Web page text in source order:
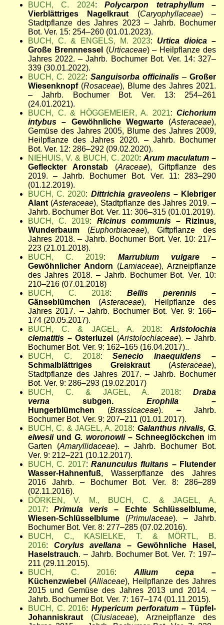
BUCH, C. 2024:Polycarpon tetraphyllum–
Vierblättriges Nagelkraut (Caryophyllaceae) –
Stadtpflanze des Jahres 2023 – Jahrb. Bochumer
Bot. Ver. 15: 254–260 (01.01.2023).
BUCH, C. & ENGELS, M. 2023: Urtica dioica –
Große Brennnessel (Urticaceae) – Heilpflanze des
Jahres 2022. – Jahrb. Bochumer Bot. Ver. 14: 327–
339 (30.01.2022).
BUCH, C. 2022: Sanguisorba officinalis – Großer
Wiesenknopf(Rosaceae), Blume des Jahres 2021.
– Jahrb. Bochumer Bot. Ver. 13: 254–261
(24.01.2021).
BUCH, C. & HÖGGEMEIER, A. 2021: Cichorium
intybus – Gewöhnliche Wegwarte(Asteraceae),
Gemüse des Jahres 2005, Blume des Jahres 2009,
Heilpflanze des Jahres 2020. – Jahrb. Bochumer
Bot. Ver. 12: 286–292 (09.02.2020).
NIEHUIS, V. & BUCH, C. 2020:Arum maculatum –
Gefleckter Aronstab (Araceae), Giftpflanze des
2019. – Jahrb. Bochumer Bot. Ver. 11: 283–290
(01.12.2019).
BUCH, C. 2020: Dittrichia graveolens – Klebriger
Alant (Asteraceae), Stadtpflanze des Jahres 2019. –
Jahrb. Bochumer Bot. Ver. 11: 306–315 (01.01.2019).
BUCH, C. 2019: Ricinus communis – Rizinus,
Wunderbaum (Euphorbiaceae), Giftpflanze des
Jahres 2018. – Jahrb. Bochumer Bort. Ver. 10: 217–
223 (21.01.2018).
BUCH, C. 2019: Marrubium vulgare–
Gewöhnlicher Andorn (Lamiaceae), Arzneipflanze
des Jahres 2018. – Jahrb. Bochumer Bot. Ver. 10:
210–216 (07.01.2018)
BUCH, C. 2018: Bellis perennis–
Gänseblümchen (Asteraceae), Heilpflanze des
Jahres 2017. – Jahrb. Bochumer Bot. Ver. 9: 166–
174 (20.05.2017).
BUCH, C. & JAGEL, A. 2018:Aristolochia
clematitis – Osterluzei (Aristolochiaceae). – Jahrb.
Bochumer Bot. Ver. 9: 162–165 (16.04.2017)..
BUCH, C. 2018:Senecio inaequidens–
Schmalblättriges Greiskraut (Asteraceae),
Stadtpflanze des Jahres 2017. – Jahrb. Bochumer
Bot. Ver. 9: 286–293 (19.02.2017)
BUCH, C. & JAGEL, A. 2018:Draba
verna subgen. Erophila –
Hungerblümchen (Brassicaceae). – Jahrb.
Bochumer Bot. Ver. 9: 207–211 (01.01.2017).
BUCH, C. & JAGEL, A. 2018: Galanthus nivalis, G.
elwesii undG. woronowii – Schneeglöckchen im
Garten (Amaryllidaceae). – Jahrb. Bochumer Bot.
Ver. 9: 212–221 (10.12.2017).
BUCH, C. 2017:Ranunculus fluitans – Flutender
Wasser-Hahnenfuß, Wasserpflanze des Jahres
2016 Jahrb. – Bochumer Bot. Ver. 8: 286–289
(02.11.2016).
DÖRKEN, V. M., BUCH, C. & JAGEL, A.
2017:Primula veris
– Echte Schlüsselblume,
Wiesen-Schlüsselblume (Primulaceae). – Jahrb.
Bochumer Bot. Ver. 8: 277–285 (07.02.2016).
BUCH, C., KASIELKE, T. & MÖRTL, B.
2016: Corylus avellana – Gewöhnliche Hasel,
Haselstrauch. – Jahrb. Bochumer Bot. Ver. 7: 197–
211 (29.11.2015).
BUCH, C. 2016: Allium cepa –
Küchenzwiebel (Alliaceae), Heilpflanze des Jahres
2015 und Gemüse des Jahres 2013 und 2014. –
Jahrb. Bochumer Bot. Ver. 7: 167–174 (01.11.2015).
BUCH, C. 2016:Hypericum perforatum– Tüpfel-
Johanniskraut (Clusiaceae), Arzneipflanze des